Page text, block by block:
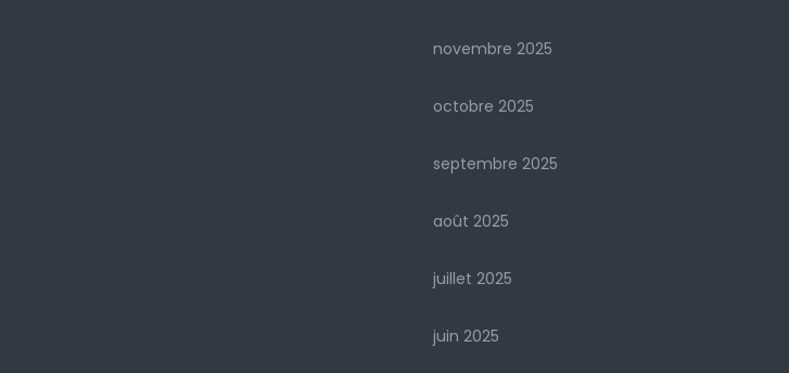
novembre 2025
octobre 2025
septembre 2025
août 2025
juillet 2025
juin 2025